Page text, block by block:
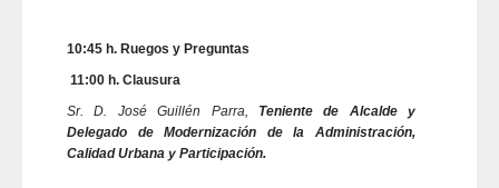
10:45 h. Ruegos y Preguntas
11:00 h. Clausura
Sr. D. José Guillén Parra, Teniente de Alcalde y
Delegado de Modernización de la Administración,
Calidad Urbana y Participación.